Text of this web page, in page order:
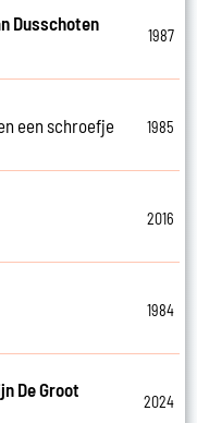
Dusschoten
1987
een schroefje
1985
2016
1984
De Groot
2024